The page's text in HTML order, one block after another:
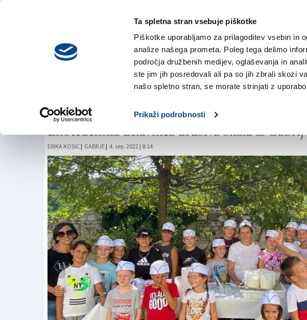
Ta spletna stran vsebuje piškotke
Piškotke uporabljamo za prilagoditev vsebin in
analize našega prometa. Poleg tega delimo
področja družbenih medijev, oglaševanja in
ste jim jih posredovali ali pa so jih zbrali skozi
našo spletno stran, se morate strinjati z
Prikaži podrobnosti
četrtek,
6. avgusta 2026
NOVICE TRŽAŠKA
Spoznali so, kaj je zdrava
Enotedenska delavnica društva Skala iz Gabrij
ERIKA KOSIC | GABRJE | 4. sep. 2022 | 8:14